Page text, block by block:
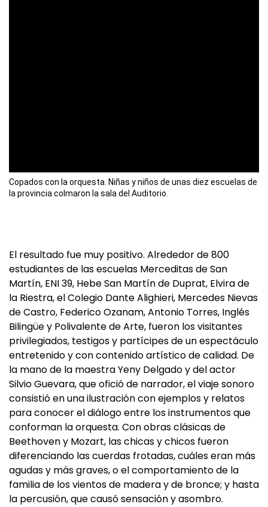
Copados con la orquesta. Niñas y niños de unas diez escuelas de
la provincia colmaron la sala del Auditorio.
El resultado fue muy positivo. Alrededor de 800
estudiantes de las escuelas Merceditas de San
Martín, ENI 39, Hebe San Martín de Duprat, Elvira de
la Riestra, el Colegio Dante Alighieri, Mercedes Nievas
de Castro, Federico Ozanam, Antonio Torres, Inglés
Bilingüe y Polivalente de Arte, fueron los visitantes
privilegiados, testigos y partícipes de un espectáculo
entretenido y con contenido artístico de calidad. De
la mano de la maestra Yeny Delgado y del actor
Silvio Guevara, que ofició de narrador, el viaje sonoro
consistió en una ilustración con ejemplos y relatos
para conocer el diálogo entre los instrumentos que
conforman la orquesta. Con obras clásicas de
Beethoven y Mozart, las chicas y chicos fueron
diferenciando las cuerdas frotadas, cuáles eran más
agudas y más graves, o el comportamiento de la
familia de los vientos de madera y de bronce; y hasta
la percusión, que causó sensación y asombro.